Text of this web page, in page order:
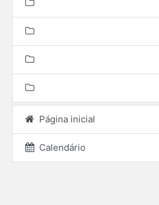
Página inicial
Calendário